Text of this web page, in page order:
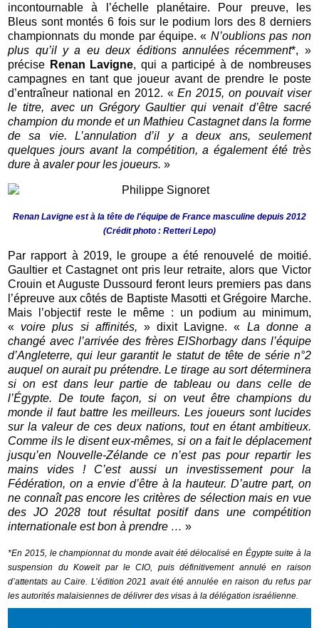
incontournable à l’échelle planétaire. Pour preuve, les
Bleus sont montés 6 fois sur le podium lors des 8 derniers
championnats du monde par équipe. « N’oublions pas non
plus qu’il y a eu deux éditions annulées récemment*, »
précise Renan Lavigne, qui a participé à de nombreuses
campagnes en tant que joueur avant de prendre le poste
d’entraîneur national en 2012. «En 2015, on pouvait viser
le titre, avec un Grégory Gaultier qui venait d’être sacré
champion du monde et un Mathieu Castagnet dans la forme
de sa vie. L’annulation d’il y a deux ans, seulement
quelques jours avant la compétition, a également été très
dure à avaler pour les joueurs.»
Renan Lavigne est à la tête de l'équipe de France masculine depuis 2012
(Crédit photo : Retteri Lepo)
Par rapport à 2019, le groupe a été renouvelé de moitié.
Gaultier et Castagnet ont pris leur retraite, alors que Victor
Crouin et Auguste Dussourd feront leurs premiers pas dans
l’épreuve aux côtés de Baptiste Masotti et Grégoire Marche.
Mais l’objectif reste le même : un podium au minimum,
« voire plus si affinités, » dixit Lavigne. « La donne a
changé avec l’arrivée des frères ElShorbagy dans l’équipe
d’Angleterre, qui leur garantit le statut de tête de série n°2
auquel on aurait pu prétendre. Le tirage au sort déterminera
si on est dans leur partie de tableau ou dans celle de
l’Égypte. De toute façon, si on veut être champions du
monde il faut battre les meilleurs. Les joueurs sont lucides
sur la valeur de ces deux nations, tout en étant ambitieux.
Comme ils le disent eux-mêmes, si on a fait le déplacement
jusqu’en Nouvelle-Zélande ce n’est pas pour repartir les
mains vides ! C’est aussi un investissement pour la
Fédération, on a envie d’être à la hauteur. D’autre part, on
ne connaît pas encore les critères de sélection mais en vue
des JO 2028 tout résultat positif dans une compétition
internationale est bon à prendre …»
*En 2015, le championnat du monde avait été délocalisé en Égypte suite à la
suspension du Koweït par le CIO, puis définitivement annulé en raison
d’attentats au Caire. L’édition 2021 avait été annulée en raison du refus par
les autorités malaisiennes de délivrer des visas à la délégation israélienne.